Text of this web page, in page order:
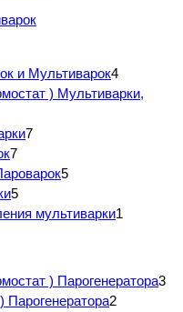
и Мультиварок4
) Мультиварки,
7
7
5
5
мультиварки1
) Парогенератора3
Парогенератора2